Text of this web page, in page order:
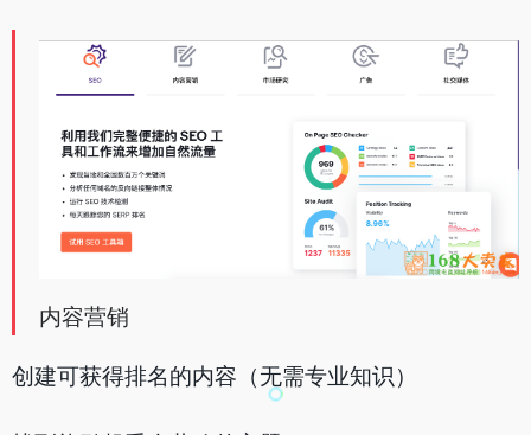
内容营销
创建可获得排名的内容（无需专业知识）